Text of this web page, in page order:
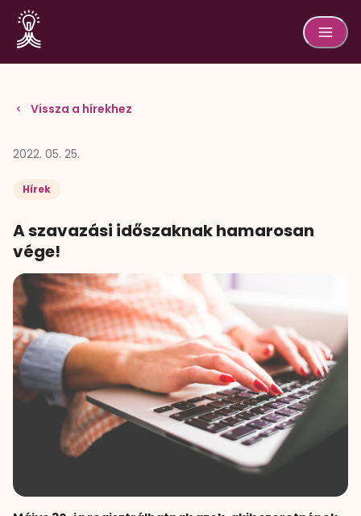
Vissza a hírekhez
2022. 05. 25.
Hírek
A szavazási időszaknak hamarosan
vége!